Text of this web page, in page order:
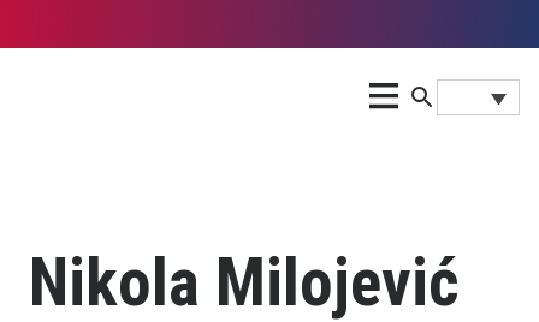
Nikola Milojević